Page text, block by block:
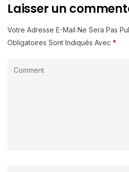
Laisser un
Votre Adresse E-Mail Ne Sera Pas
Obligatoires Sont Indiqués Avec *